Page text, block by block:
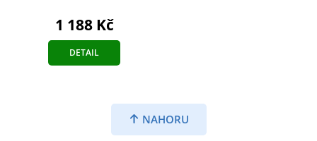
1 188 Kč
DETAIL
NAHORU